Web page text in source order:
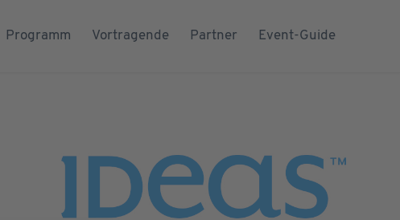
Programm Vortragende Partner Event-Guide